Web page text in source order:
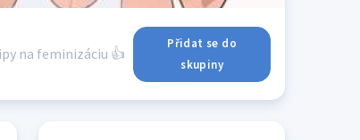
na feminizáciu 👍
Přidat se do
skupiny